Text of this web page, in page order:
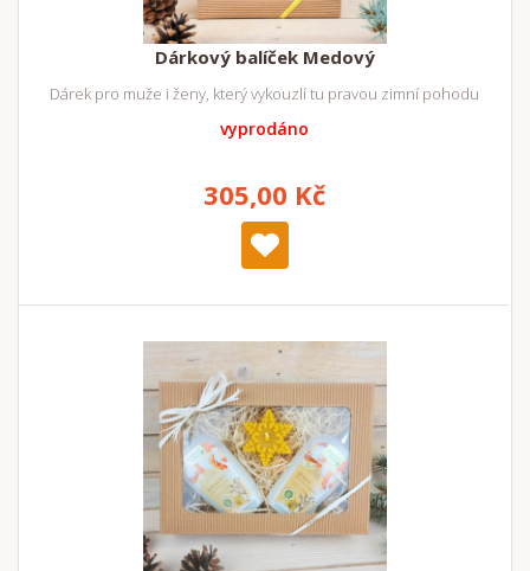
Dárkový balíček Medový
Dárek pro muže i ženy, který vykouzlí tu pravou zimní pohodu
vyprodáno
305,00 Kč